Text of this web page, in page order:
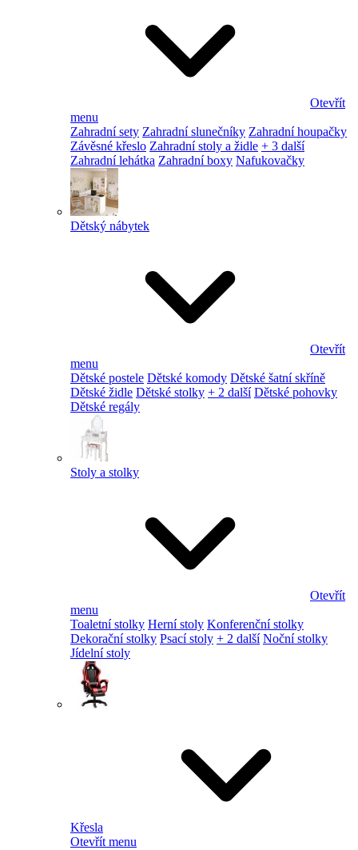
Otevřít
menu
Zahradní sety Zahradní slunečníky Zahradní houpačky
Závěsné křeslo Zahradní stoly a židle + 3 další
Zahradní lehátka Zahradní boxy Nafukovačky
Dětský nábytek
Otevřít
menu
Dětské postele Dětské komody Dětské šatní skříně
Dětské židle Dětské stolky + 2 další Dětské pohovky
Dětské regály
Stoly a stolky
Otevřít
menu
Toaletní stolky Herní stoly Konferenční stolky
Dekorační stolky Psací stoly + 2 další Noční stolky
Jídelní stoly
Křesla
Otevřít menu